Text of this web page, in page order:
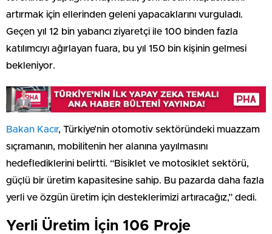
artırmak için ellerinden geleni yapacaklarını vurguladı.
Geçen yıl 12 bin yabancı ziyaretçi ile 100 binden fazla
katılımcıyı ağırlayan fuara, bu yıl 150 bin kişinin gelmesi
bekleniyor.
Bakan Kacır, Türkiye’nin otomotiv sektöründeki muazzam
sıçramanın, mobilitenin her alanına yayılmasını
hedeflediklerini belirtti. “Bisiklet ve motosiklet sektörü,
güçlü bir üretim kapasitesine sahip. Bu pazarda daha fazla
yerli ve özgün üretim için desteklerimizi artıracağız,” dedi.
Yerli Üretim İçin 106 Proje